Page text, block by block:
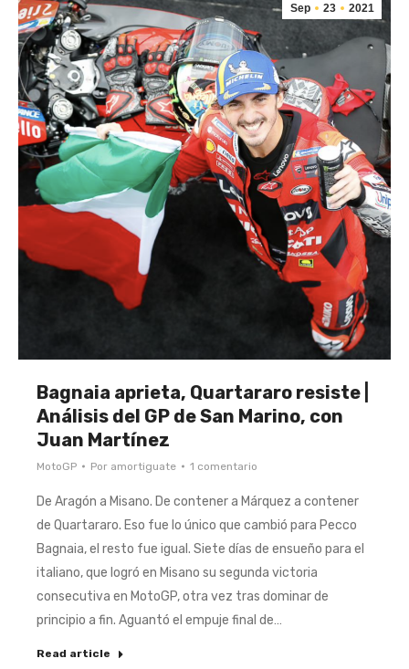
Sep 23 2021
Bagnaia aprieta, Quartararo resiste |
Análisis del GP de San Marino, con
Juan Martínez
MotoGP Por amortiguate 1 comentario
De Aragón a Misano. De contener a Márquez a contener
de Quartararo. Eso fue lo único que cambió para Pecco
Bagnaia, el resto fue igual. Siete días de ensueño para el
italiano, que logró en Misano su segunda victoria
consecutiva en MotoGP, otra vez tras dominar de
principio a fin. Aguantó el empuje final de…
Read article